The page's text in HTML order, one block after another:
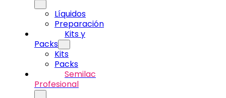
Líquidos
Preparación
Kits y
Packs
Kits
Packs
Semilac
Profesional